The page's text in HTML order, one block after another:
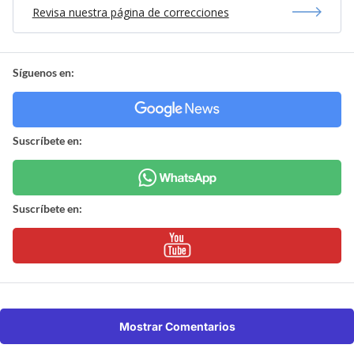
Revisa nuestra página de correcciones
Síguenos en:
Suscríbete en:
Suscríbete en:
Mostrar Comentarios